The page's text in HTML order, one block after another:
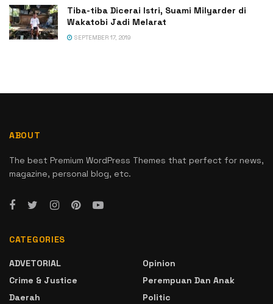
Tiba-tiba Dicerai Istri, Suami Milyarder di
Wakatobi Jadi Melarat
SEPTEMBER 17, 2019
ABOUT
The best Premium WordPress Themes that perfect for news,
magazine, personal blog, etc.
CATEGORIES
ADVETORIAL
Crime & Justice
Daerah
Opinion
Perempuan Dan Anak
Politic